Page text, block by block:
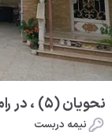
نحویان (5) ، در رامسر
نیمه دربست